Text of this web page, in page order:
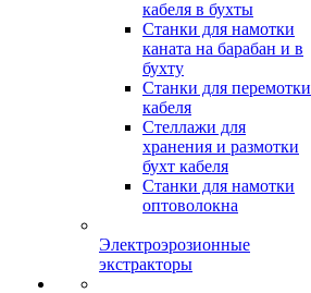
кабеля в бухты
Станки для намотки
каната на барабан и в
бухту
Станки для перемотки
кабеля
Стеллажи для
хранения и размотки
бухт кабеля
Станки для намотки
оптоволокна
Электроэрозионные
экстракторы